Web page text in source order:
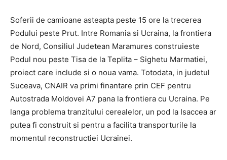
Soferii de camioane asteapta peste 15 ore la trecerea
Podului peste Prut. Intre Romania si Ucraina, la frontiera
de Nord, Consiliul Judetean Maramures construieste
Podul nou peste Tisa de la Teplita – Sighetu Marmatiei,
proiect care include si o noua vama. Totodata, in judetul
Suceava, CNAIR va primi finantare prin CEF pentru
Autostrada Moldovei A7 pana la frontiera cu Ucraina. Pe
langa problema tranzitului cerealelor, un pod la Isaccea ar
putea fi construit si pentru a facilita transporturile la
momentul reconstructiei Ucrainei.